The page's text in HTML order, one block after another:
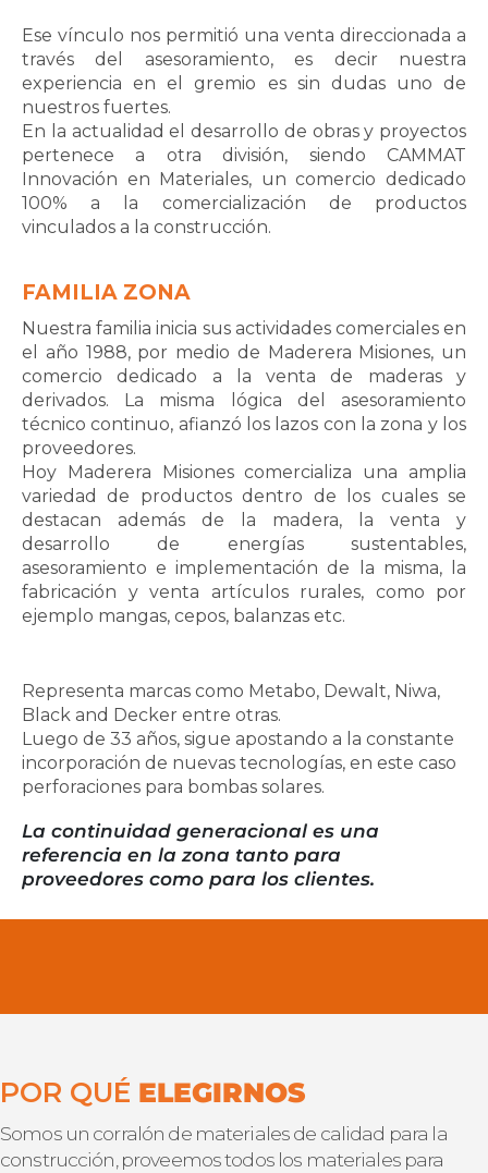
Ese vínculo nos permitió una venta direccionada a
través del asesoramiento, es decir nuestra
experiencia en el gremio es sin dudas uno de
nuestros fuertes.
En la actualidad el desarrollo de obras y proyectos
pertenece a otra división, siendo CAMMAT
Innovación en Materiales, un comercio dedicado
100% a la comercialización de productos
vinculados a la construcción.
FAMILIA ZONA
Nuestra familia inicia sus actividades comerciales en
el año 1988, por medio de Maderera Misiones, un
comercio dedicado a la venta de maderas y
derivados. La misma lógica del asesoramiento
técnico continuo, afianzó los lazos con la zona y los
proveedores.
Hoy Maderera Misiones comercializa una amplia
variedad de productos dentro de los cuales se
destacan además de la madera, la venta y
desarrollo de energías sustentables,
asesoramiento e implementación de la misma, la
fabricación y venta artículos rurales, como por
ejemplo mangas, cepos, balanzas etc.
Representa marcas como Metabo, Dewalt, Niwa,
Black and Decker entre otras.
Luego de 33 años, sigue apostando a la constante
incorporación de nuevas tecnologías, en este caso
perforaciones para bombas solares.
La continuidad generacional es una
referencia en la zona tanto para
proveedores como para los clientes.
POR QUÉ ELEGIRNOS
Somos un corralón de materiales de calidad para la
construcción, proveemos todos los materiales para